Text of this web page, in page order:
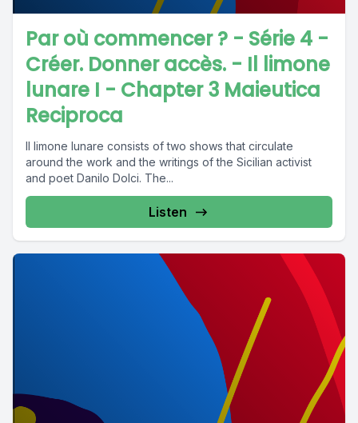
Par où commencer ? - Série 4 -
Créer. Donner accès. - Il limone
lunare I - Chapter 3 Maieutica
Reciproca
Il limone lunare consists of two shows that circulate
around the work and the writings of the Sicilian activist
and poet Danilo Dolci. The...
Listen